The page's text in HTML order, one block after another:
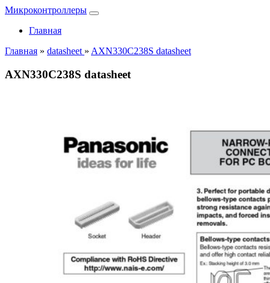
Микроконтроллеры
Главная
Главная » datasheet » AXN330C238S datasheet
AXN330C238S datasheet